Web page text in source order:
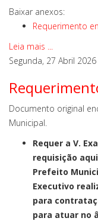
Baixar anexos:
Requerimento
Leia mais ...
Segunda, 27 Abril 2026
Documento original
Municipal.
Requer a V.
requisição
Prefeito
Executivo
para
para atuar no